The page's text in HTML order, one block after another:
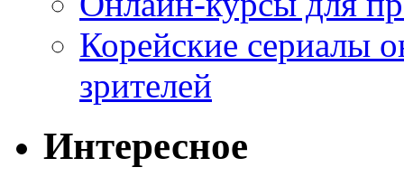
Корейские сериалы
зрителей
Интересное